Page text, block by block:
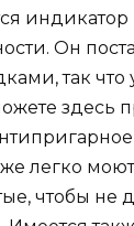
индикатор
Он
так что
здесь
легко
чтобы не